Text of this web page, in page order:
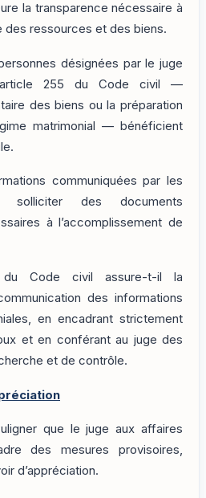
la transparence nécessaire à
des ressources et des biens.
désignées par le juge
255 du Code civil —
des biens ou la préparation
matrimonial — bénéficient
communiquées par les
des documents
à l’accomplissement de
du Code civil assure-t-il la
des informations
en encadrant strictement
et en conférant au juge des
et de contrôle.
que le juge aux affaires
des mesures provisoires,
d’appréciation.